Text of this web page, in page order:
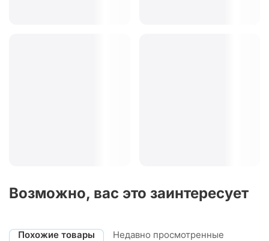
Возможно, вас это заинтересует
Похожие товары Недавно просмотренные